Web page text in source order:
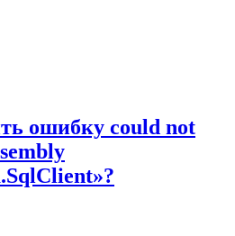
ошибку could not